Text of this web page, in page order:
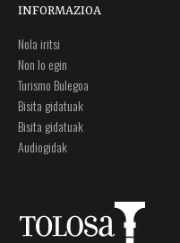
INFORMAZIOA
Nola iritsi
Non lo egin
Turismo Bulegoa
Bisita gidatuak
Bisita gidatuak
Audiogidak